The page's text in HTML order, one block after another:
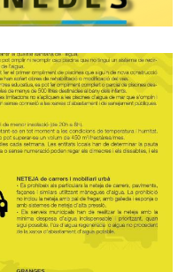
Entrarà En
Sequera